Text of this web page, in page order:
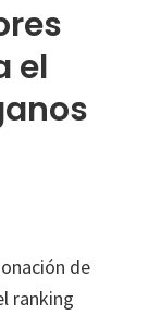
el
de
ranking